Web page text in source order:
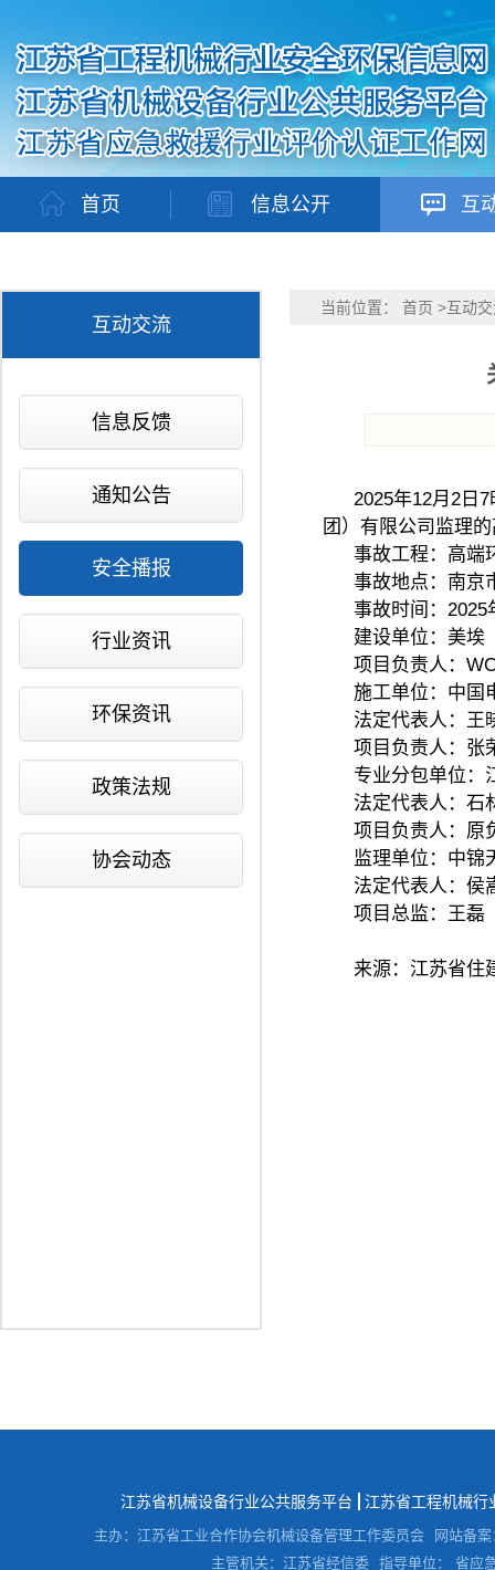
首页 信息公开 互
互动交流
信息反馈
通知公告
安全播报
行业资讯
环保资讯
政策法规
协会动态
当前位置： 首页 >互动
2025年12月2日
团）有限公司监理
事故工程：高端
事故地点：南京
事故时间：2025
建设单位：美埃
项目负责人：
施工单位：中国
法定代表人：王
项目负责人：张
专业分包单位：
法定代表人：石
项目负责人：原
监理单位：中锦
法定代表人：侯
项目总监：王磊
来源：江苏省住
江苏省机械设备行业公共服务平台 江苏省工程机械行
主办：江苏省工业合作协会机械设备管理工作委员会
网站备案
主管机关：江苏省经信委 指导单位： 省应